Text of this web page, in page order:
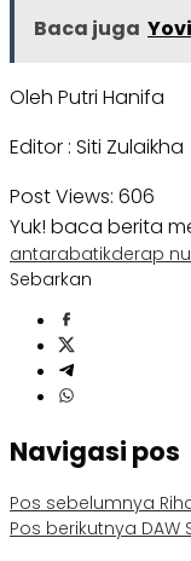
Baca juga
Oleh Putri Hanifa
Editor : Siti Zulaikha
Post Views: 606
Yuk! baca berita
antarabatikderap
Sebarkan
Navigasi pos
Pos sebelumnya
Pos berikutnya